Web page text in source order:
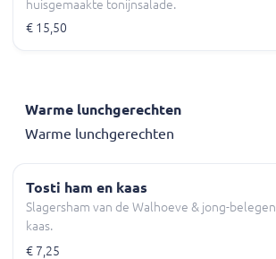
huisgemaakte tonijnsalade.
€ 15,50
Warme lunchgerechten
Warme lunchgerechten
Tosti ham en kaas
Slagersham van de Walhoeve & jong-belegen
kaas.
€ 7,25